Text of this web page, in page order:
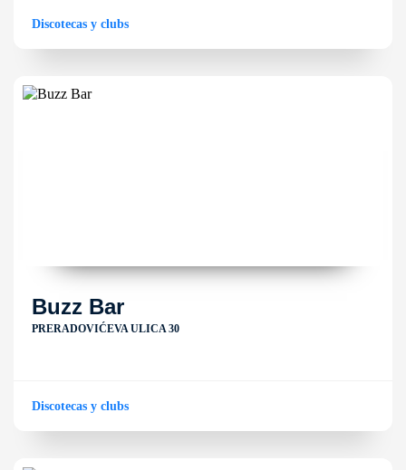
Discotecas y clubs
Buzz Bar
PRERADOVIĆEVA ULICA 30
Discotecas y clubs